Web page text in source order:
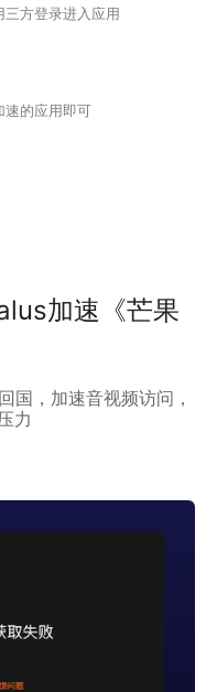
方登录进入应用
速的应用即可
加速《芒果
国，加速音视频访问，
力